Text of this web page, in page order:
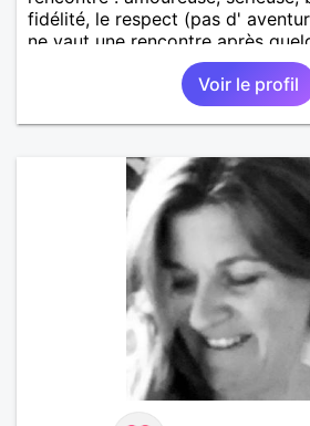
fidélité, le respect (pas d'
ne vaut une rencontre après
messages pour savoir si il y a un
deux et le désir de se revoir. Au
Voir le profil